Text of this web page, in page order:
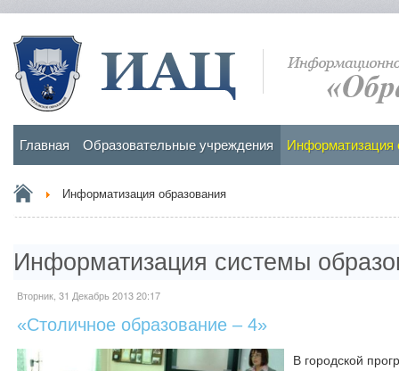
Главная Образовательные учреждения Информатизация
Информатизация образования
Информатизация системы
Вторник, 31 Декабрь 2013 20:17
«Столичное образование – 4»
В городской